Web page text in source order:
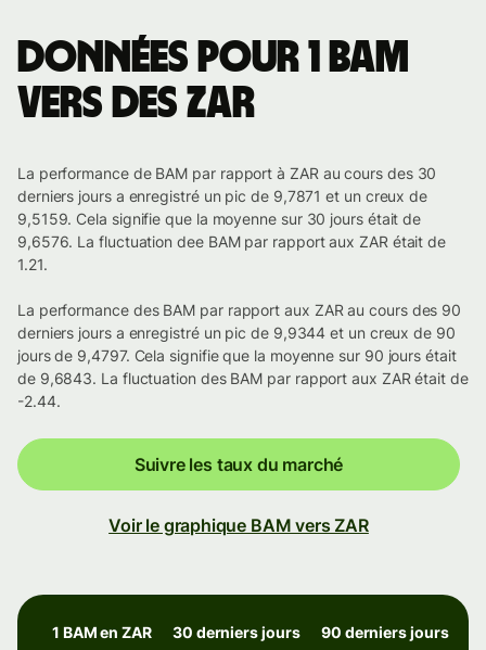
Données pour 1 BAM
vers des ZAR
La performance de BAM par rapport à ZAR au cours des 30
derniers jours a enregistré un pic de 9,7871 et un creux de
9,5159. Cela signifie que la moyenne sur 30 jours était de
9,6576. La fluctuation dee BAM par rapport aux ZAR était de
1.21.
La performance des BAM par rapport aux ZAR au cours des 90
derniers jours a enregistré un pic de 9,9344 et un creux de 90
jours de 9,4797. Cela signifie que la moyenne sur 90 jours était
de 9,6843. La fluctuation des BAM par rapport aux ZAR était de
-2.44.
Suivre les taux du marché
Voir le graphique BAM vers ZAR
1 BAM en ZAR 30 derniers jours 90 derniers jours